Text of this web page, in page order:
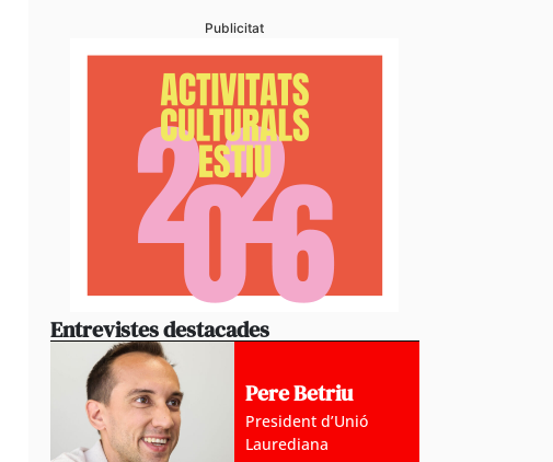
Publicitat
Entrevistes destacades
Pere Betriu
President d’Unió
Laurediana